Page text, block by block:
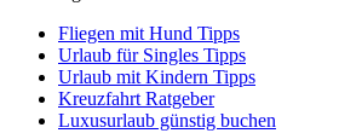
Fliegen mit Hund Tipps
Urlaub für Singles Tipps
Urlaub mit Kindern Tipps
Kreuzfahrt Ratgeber
Luxusurlaub günstig buchen